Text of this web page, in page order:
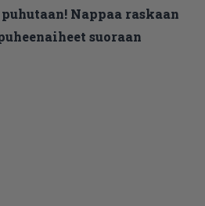
Nappaa raskaan
suoraan